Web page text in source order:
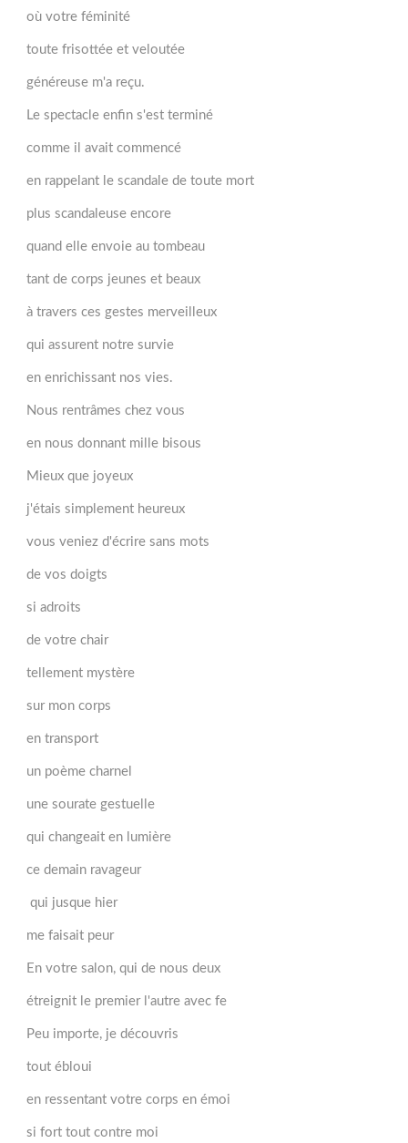
où votre féminité
toute frisottée et veloutée
généreuse m'a reçu.
Le spectacle enfin s'est terminé
comme il avait commencé
en rappelant le scandale de toute mort
plus scandaleuse encore
quand elle envoie au tombeau
tant de corps jeunes et beaux
à travers ces gestes merveilleux
qui assurent notre survie
en enrichissant nos vies.
Nous rentrâmes chez vous
en nous donnant mille bisous
Mieux que joyeux
j'étais simplement heureux
vous veniez d'écrire sans mots
de vos doigts
si adroits
de votre chair
tellement mystère
sur mon corps
en transport
un poème charnel
une sourate gestuelle
qui changeait en lumière
ce demain ravageur
qui jusque hier
me faisait peur
En votre salon, qui de nous deux
étreignit le premier l'autre avec fe
Peu importe, je découvris
tout ébloui
en ressentant votre corps en émoi
si fort tout contre moi